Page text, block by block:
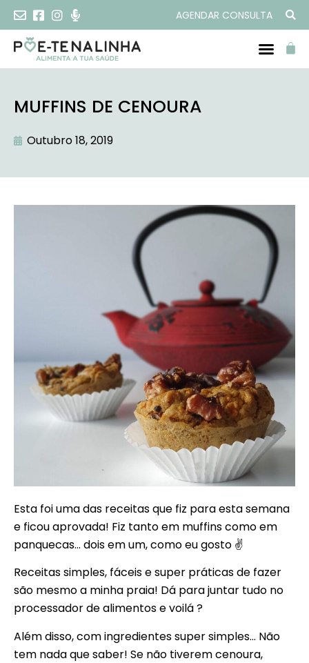
AGENDAR CONSULTA
MUFFINS DE CENOURA
Outubro 18, 2019
Esta foi uma das receitas que fiz para esta semana
e ficou aprovada! Fiz tanto em muffins como em
panquecas… dois em um, como eu gosto ✌
Receitas simples, fáceis e super práticas de fazer
são mesmo a minha praia! Dá para juntar tudo no
processador de alimentos e voilá ?
Além disso, com ingredientes super simples… Não
tem nada que saber! Se não tiverem cenoura,